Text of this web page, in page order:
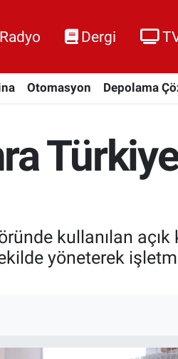
Radyo Dergi
Otomasyon Depolama
kullanılan
yöneterek